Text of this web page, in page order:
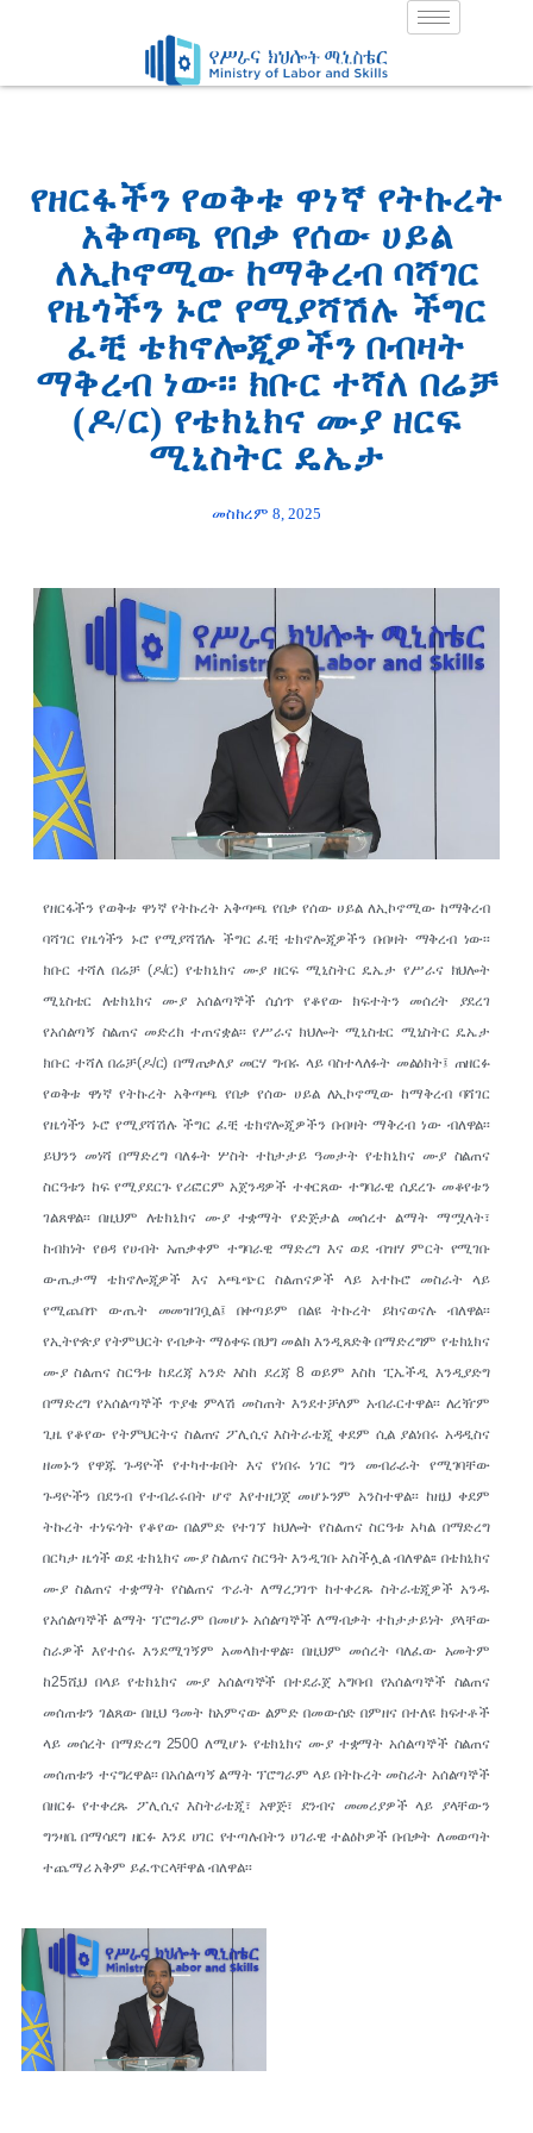
የዘርፋችን የወቅቱ ዋነኛ የትኩረት
አቅጣጫ የበቃ የሰው ሀይል
ለኢኮኖሚው ከማቅረብ ባሻገር
የዜጎችን ኑሮ የሚያሻሽሉ ችግር
ፈቺ ቴክኖሎጂዎችን በብዛት
ማቅረብ ነው፡፡ ክቡር ተሻለ በሬቻ
(ዶ/ር) የቴክኒክና ሙያ ዘርፍ
ሚኒስትር ዴኤታ
መስከረም 8, 2025
የዘርፋችን የወቅቱ ዋነኛ የትኩረት አቅጣጫ የበቃ የሰው ሀይል ለኢኮኖሚው ከማቅረብ
ባሻገር የዜጎችን ኑሮ የሚያሻሽሉ ችግር ፈቺ ቴክኖሎጂዎችን በብዛት ማቅረብ ነው፡፡
ክቡር ተሻለ በሬቻ (ዶ/ር) የቴክኒክና ሙያ ዘርፍ ሚኒስትር ዴኤታ የሥራና ክህሎት
ሚኒስቴር ለቴክኒክና ሙያ አሰልጣኞች ሲሰጥ የቆየው ክፍተትን መሰረት ያደረገ
የአሰልጣኝ ስልጠና መድረክ ተጠናቋል፡፡ የሥራና ክህሎት ሚኒስቴር ሚኒስትር ዴኤታ
ክቡር ተሻለ በሬቻ(ዶ/ር) በማጠቃለያ መርሃ ግብሩ ላይ ባስተላለፉት መልዕክት፤ ጠዘርፉ
የወቅቱ ዋነኛ የትኩረት አቅጣጫ የበቃ የሰው ሀይል ለኢኮኖሚው ከማቅረብ ባሻገር
የዜጎችን ኑሮ የሚያሻሽሉ ችግር ፈቺ ቴክኖሎጂዎችን በብዛት ማቅረብ ነው ብለዋል፡፡
ይህንን መነሻ በማድረግ ባለፉት ሦስት ተከታታይ ዓመታት የቴክኒክና ሙያ ስልጠና
ስርዓቱን ከፍ የሚያደርጉ የሪፎርም አጀንዳዎች ተቀርጸው ተግባራዊ ሲደረጉ መቆየቱን
ገልጸዋል፡፡ በዚህም ለቴክኒክና ሙያ ተቋማት የድጅታል መሰረተ ልማት ማሟላት፣
ከብክነት የፀዳ የሀብት አጠቃቀም ተግባራዊ ማድረግ እና ወደ ብዝሃ ምርት የሚገቡ
ውጤታማ ቴክኖሎጂዎች እና አጫጭር ስልጠናዎች ላይ አተኩሮ መስራት ላይ
የሚጨበጥ ውጤት መመዝገቧል፤ በቀጣይም በልዩ ትኩረት ይከናወናሉ ብለዋል፡፡
የኢትዮጵያ የትምህርት የብቃት ማዕቀፍ በህግ መልክ እንዲጸድቅ በማድረግም የቴክኒክና
ሙያ ስልጠና ስርዓቱ ከደረጃ አንድ እስከ ደረጃ 8 ወይም እስከ ፒኤችዲ እንዲያድግ
በማድረግ የአሰልጣኞች ጥያቄ ምላሽ መስጠት እንደተቻለም አብራርተዋል፡፡ ለረዥም
ጊዜ የቆየው የትምህርትና ስልጠና ፖሊሲና እስትራቴጂ ቀደም ሲል ያልነበሩ አዳዲስና
ዘመኑን የዋጁ ጉዳዮች የተካተቱበት እና የነበሩ ነገር ግን መብራራት የሚገባቸው
ጉዳዮችን በደንብ የተብራሩበት ሆኖ እየተዘጋጀ መሆኑንም አንስተዋል፡፡ ከዚህ ቀደም
ትኩረት ተነፍጎት የቆየው በልምድ የተገኘ ክህሎት የስልጠና ስርዓቱ አካል በማድረግ
በርካታ ዜጎች ወደ ቴክኒክና ሙያ ስልጠና ስርዓት እንዲገቡ አስችሏል ብለዋል፡፡ በቴክኒክና
ሙያ ስልጠና ተቋማት የስልጠና ጥራት ለማረጋገጥ ከተቀረጹ ስትራቴጂዎች አንዱ
የአሰልጣኞች ልማት ፕሮግራም በመሆኑ አሰልጣኞች ለማብቃት ተከታታይነት ያላቸው
ስራዎች እየተሰሩ እንደሚገኝም አመላክተዋል፡፡ በዚህም መሰረት ባለፈው አመትም
ከ25ሺህ በላይ የቴክኒክና ሙያ አሰልጣኞች በተደራጀ አግባብ የአሰልጣኞች ስልጠና
መሰጠቱን ገልጸው በዚህ ዓመት ከአምናው ልምድ በመውሰድ በምዘና በተለዩ ክፍተቶች
ላይ መሰረት በማድረግ 2500 ለሚሆኑ የቴክኒክና ሙያ ተቋማት አሰልጣኞች ስልጠና
መሰጠቱን ተናግረዋል፡፡ በአሰልጣኝ ልማት ፕሮግራም ላይ በትኩረት መስራት አሰልጣኞች
በዘርፉ የተቀረጹ ፖሊሲና እስትራቴጂ፣ አዋጅ፣ ደንብና መመሪያዎች ላይ ያላቸውን
ግንዛቤ በማሳደግ ዘርፉ እንደ ሀገር የተጣሉበትን ሀገራዊ ተልዕኮዎች በብቃት ለመወጣት
ተጨማሪ አቅም ይፈጥርላቸዋል ብለዋል፡፡